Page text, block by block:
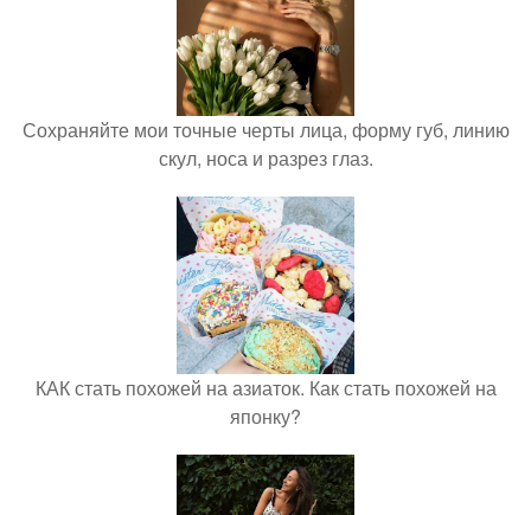
Сохраняйте мои точные черты лица, форму губ, линию
скул, носа и разрез глаз.
КАК стать похожей на азиаток. Как стать похожей на
японку?